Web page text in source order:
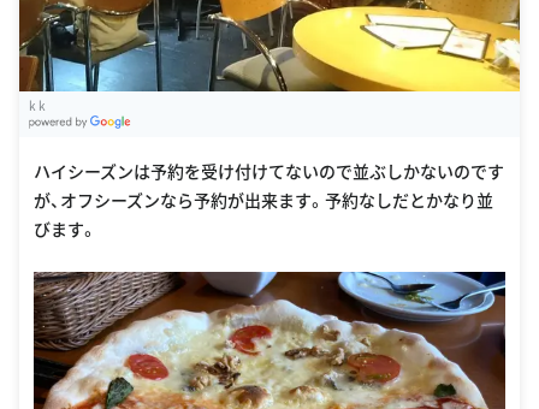
k k
ハイシーズンは予約を受け付けてないので並ぶしかないのです
が、オフシーズンなら予約が出来ます。予約なしだとかなり並
びます。